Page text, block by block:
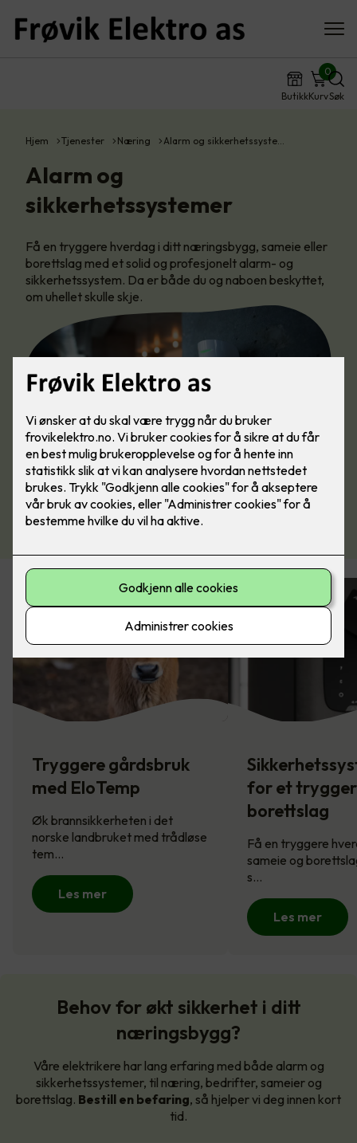
ButikkKurv
0
Søk
Hjem Tjenester Næring Alarm og sikkerhetssyste…
Alarm og
sikkerhetssystemer
Få en tryggere hverdag i ditt næringsbygg, sameie eller
borettslag med et solid og profesjonelt alarm- og
sikkerhetssystem. Da er både du og naboen beskyttet,
om uhellet skulle skje.
Kjøp alarm her
Tryggere gårdsbruk
med EloTemp
Øk brannsikkerheten i det
norske landbruket med trådløse
tem…
Les mer
for et
borettslag
Få en tryggere
sameie og
s…
Les mer
Behov for økt sikkerhet i ditt
næringsbygg?
Våre elektrikere har lang erfaring med både alarm og
sikkerhetssystemer, til næring, bedrifter, sameier og
borettslag. Bestill en befaring, så hjelper vi deg innen kort
tid.